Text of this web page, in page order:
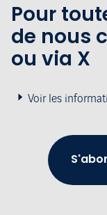
Pour
de nous
ou via X
Voir les